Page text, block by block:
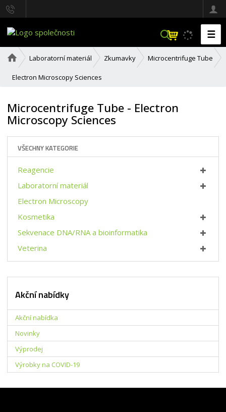
V
h
t
☰
v
o
s
t
a
n
a
Laboratorní materiál Zkumavky Microcentrifuge Tube
Electron Microscopy Sciences
Microcentrifuge Tube - Electron
Microscopy Sciences
VŠECHNY KATEGORIE
Reagencie
Laboratorní materiál
Electron Microscopy
Kosmetika
Sekvenace DNA/RNA a bioinformatika
Veterina
Akční nabídky
Akční nabídka
Novinky
Výprodej
Výrobky na COVID-19